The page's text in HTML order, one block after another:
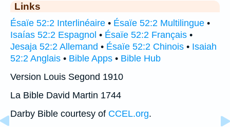
Links
Ésaïe 52:2 Interlinéaire • Ésaïe 52:2 Multilingue •
Isaías 52:2 Espagnol • Ésaïe 52:2 Français •
Jesaja 52:2 Allemand • Ésaïe 52:2 Chinois • Isaiah
52:2 Anglais • Bible Apps • Bible Hub
Version Louis Segond 1910
La Bible David Martin 1744
Darby Bible courtesy of CCEL.org.